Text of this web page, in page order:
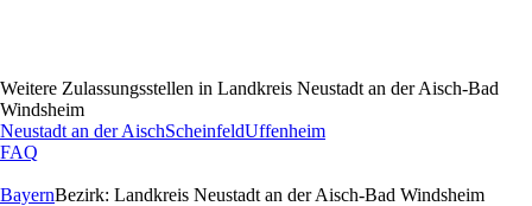
Weitere Zulassungsstellen in Landkreis Neustadt an der Aisch-Bad
Windsheim
Neustadt an der AischScheinfeldUffenheim
FAQ
BayernBezirk: Landkreis Neustadt an der Aisch-Bad Windsheim